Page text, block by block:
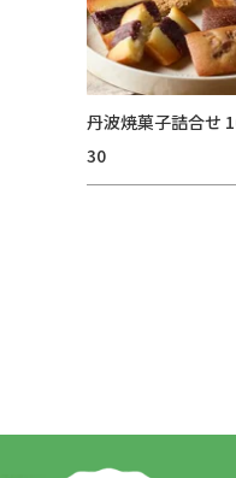
丹波焼菓子詰合せ
30